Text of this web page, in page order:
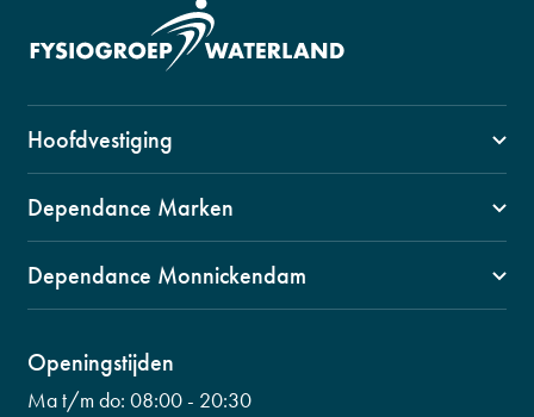
Hoofdvestiging
Swaensborch 11c
0299 653 499
info@fysiogroepwaterland.nl
Dependance Marken
Kerkbuurt 90
info@fysiogroepwaterland.nl
Dependance Monnickendam
Wilhelminalaan 56
0299 223 798
Openingstijden
Ma t/m do: 08:00 - 20:30